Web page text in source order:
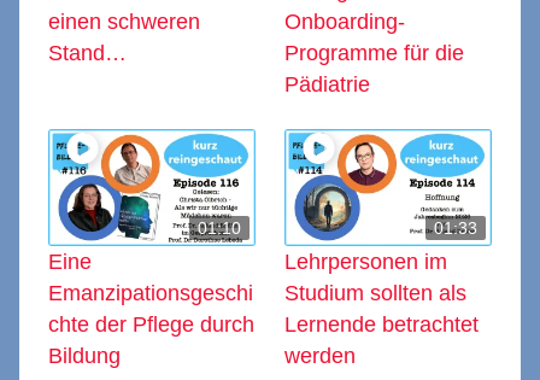
einen schweren
Stand…
Onboarding-
Programme für die
Pädiatrie
01:10
Eine
Emanzipationsgeschi
chte der Pflege durch
Bildung
01:33
Lehrpersonen im
Studium sollten als
Lernende betrachtet
werden